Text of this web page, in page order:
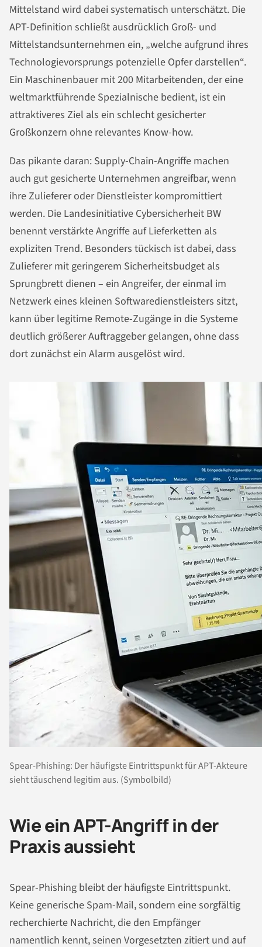
Mittelstand wird dabei systematisch unterschätzt. Die
APT-Definition schließt ausdrücklich Groß- und
Mittelstandsunternehmen ein, „welche aufgrund ihres
Technologievorsprungs potenzielle Opfer darstellen“.
Ein Maschinenbauer mit 200 Mitarbeitenden, der eine
weltmarktführende Spezialnische bedient, ist ein
attraktiveres Ziel als ein schlecht gesicherter
Großkonzern ohne relevantes Know-how.
Das pikante daran: Supply-Chain-Angriffe machen
auch gut gesicherte Unternehmen angreifbar, wenn
ihre Zulieferer oder Dienstleister kompromittiert
werden. Die Landesinitiative Cybersicherheit BW
benennt verstärkte Angriffe auf Lieferketten als
expliziten Trend. Besonders tückisch ist dabei, dass
Zulieferer mit geringerem Sicherheitsbudget als
Sprungbrett dienen – ein Angreifer, der einmal im
Netzwerk eines kleinen Softwaredienstleisters sitzt,
kann über legitime Remote-Zugänge in die Systeme
deutlich größerer Auftraggeber gelangen, ohne dass
dort zunächst ein Alarm ausgelöst wird.
Spear-Phishing: Der häufigste Eintrittspunkt für APT-Akteure
sieht täuschend legitim aus. (Symbolbild)
Wie ein APT-Angriff in der
Praxis aussieht
Spear-Phishing bleibt der häufigste Eintrittspunkt.
Keine generische Spam-Mail, sondern eine sorgfältig
recherchierte Nachricht, die den Empfänger
namentlich kennt, seinen Vorgesetzten zitiert und auf